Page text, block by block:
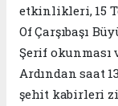
etkinlikleri, 15
Of Çarşıbaşı
Şerif okunması
Ardından saat
şehit kabirleri